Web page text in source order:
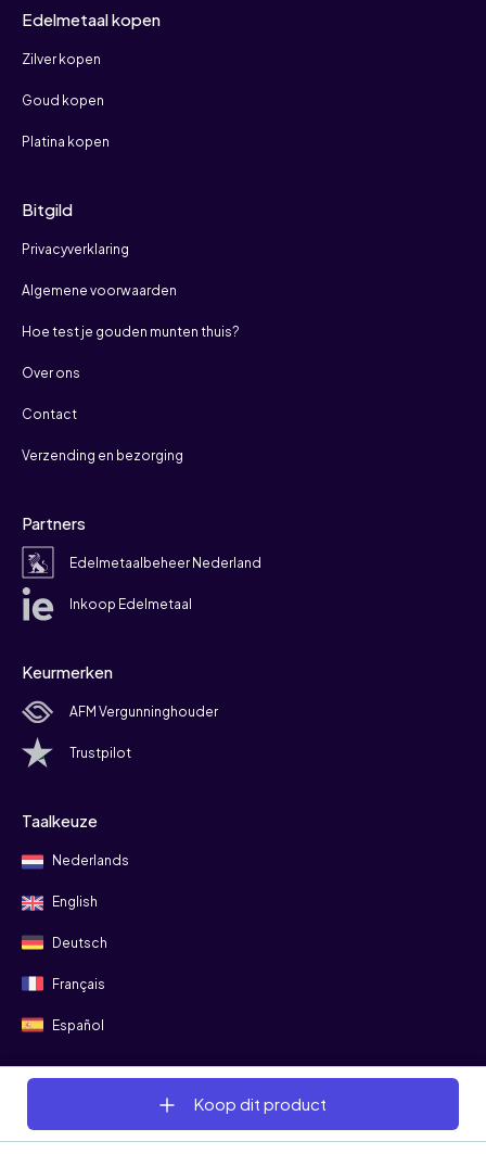
Edelmetaal kopen
Zilver kopen
Goud kopen
Platina kopen
Bitgild
Privacyverklaring
Algemene voorwaarden
Hoe test je gouden munten thuis?
Over ons
Contact
Verzending en bezorging
Partners
Edelmetaalbeheer Nederland
Inkoop Edelmetaal
Keurmerken
AFM Vergunninghouder
Trustpilot
Taalkeuze
Nederlands
English
Deutsch
Français
Español
Volg ons
Koop dit product